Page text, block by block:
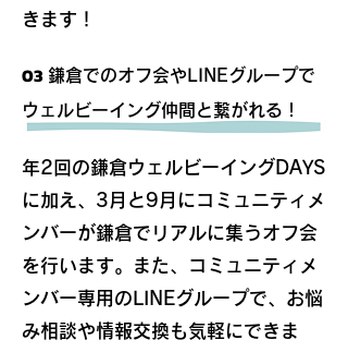
きます！
03 鎌倉でのオフ会やLINEグループで
ウェルビーイング仲間と繋がれる！
​年2回の鎌倉ウェルビーイングDAYS
に加え、3月と9月にコミュニティメ
ンバーが鎌倉でリアルに集うオフ会
を行います。また、コミュニティメ
ンバー専用のLINEグループで、お悩
み相談や情報交換も気軽にできま